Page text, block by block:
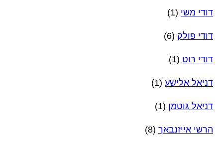
דודי משי (1)
דודי פולק (6)
דודי רוט (1)
דניאל אלישע (1)
דניאל גוטמן (1)
הרשי אייזנבאך (8)